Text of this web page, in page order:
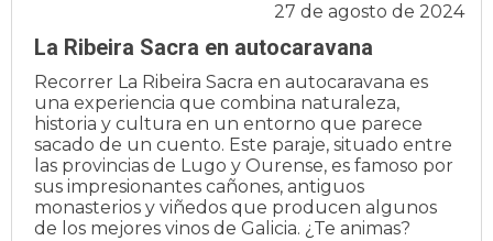
La Ribeira Sacra en autocaravana
27 de agosto de 2024
Recorrer La Ribeira Sacra en autocaravana es
una experiencia que combina naturaleza,
historia y cultura en un entorno que parece
sacado de un cuento. Este paraje, situado entre
las provincias de Lugo y Ourense, es famoso por
sus impresionantes cañones, antiguos
monasterios y viñedos que producen algunos
de los mejores vinos de Galicia. ¿Te animas?